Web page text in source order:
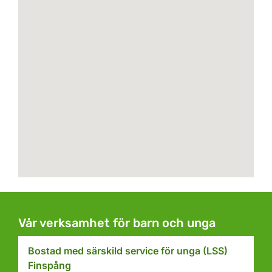
Vår verksamhet för barn och unga
Bostad med särskild service för unga (LSS)
Finspång